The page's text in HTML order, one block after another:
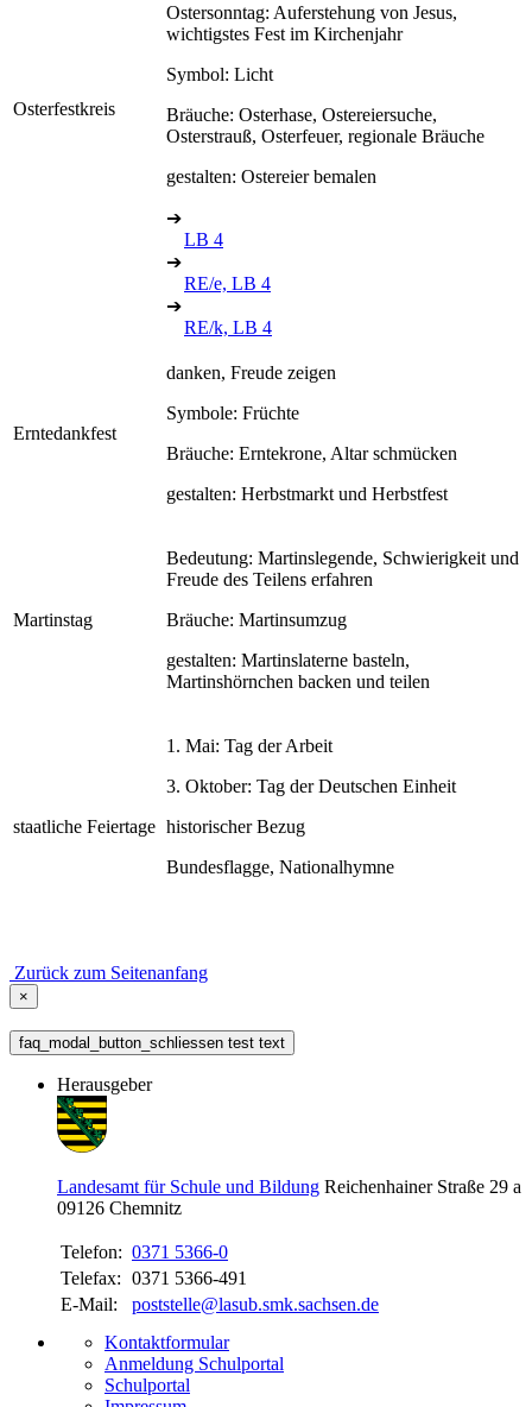
Osterfestkreis
Ostersonntag: Auferstehung von Jesus,
wichtigstes Fest im Kirchenjahr
Symbol: Licht
Bräuche: Osterhase, Ostereiersuche,
Osterstrauß, Osterfeuer, regionale Bräuche
gestalten: Ostereier bemalen
➔
LB 4
➔
RE/e, LB 4
➔
RE/k, LB 4
Erntedankfest
danken, Freude zeigen
Symbole: Früchte
Bräuche: Erntekrone, Altar schmücken
gestalten: Herbstmarkt und Herbstfest
Martinstag
Bedeutung: Martinslegende, Schwierigkeit und
Freude des Teilens erfahren
Bräuche: Martinsumzug
gestalten: Martinslaterne basteln,
Martinshörnchen backen und teilen
staatliche Feiertage
1. Mai: Tag der Arbeit
3. Oktober: Tag der Deutschen Einheit
historischer Bezug
Bundesflagge, Nationalhymne
Zurück zum Seitenanfang
×
faq_modal_button_schliessen test text
Herausgeber
Landesamt für Schule und Bildung Reichenhainer Straße 29 a
09126 Chemnitz
Telefon: 0371 5366-0
Telefax: 0371 5366-491
E-Mail:
poststelle@lasub.smk.sachsen.de
Kontaktformular
Anmeldung Schulportal
Schulportal